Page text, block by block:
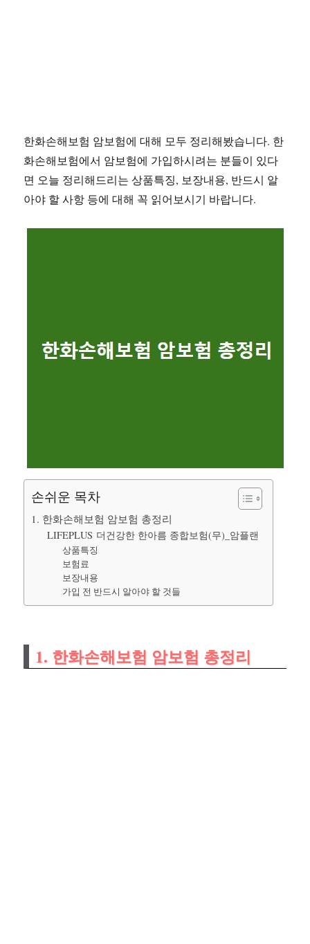
한화손해보험 암보험에 대해 모두 정리해봤습니다. 한
화손해보험에서 암보험에 가입하시려는 분들이 있다
면 오늘 정리해드리는 상품특징, 보장내용, 반드시 알
아야 할 사항 등에 대해 꼭 읽어보시기 바랍니다.
손쉬운 목차
1. 한화손해보험 암보험 총정리
LIFEPLUS 더건강한 한아름 종합보험(무)_암플랜
상품특징
보험료
보장내용
가입 전 반드시 알아야 할 것들
1. 한화손해보험 암보험 총정리